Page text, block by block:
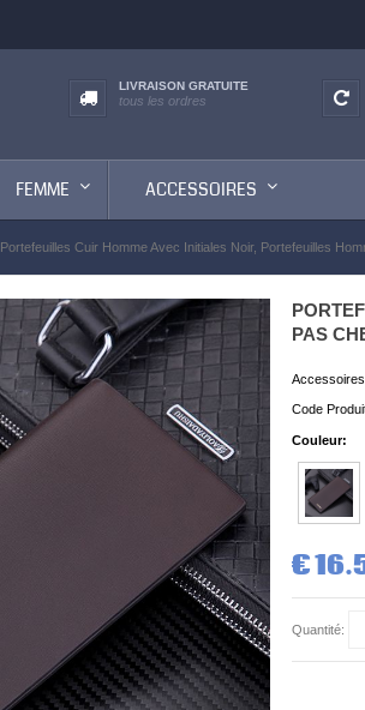
LIVRAISON GRATUITE
tous les ordres
FEMME ACCESSOIRES
Portefeuilles Cuir Homme Avec Initiales Noir, Portefeuilles
PAS
Code
Couleur:
€
Quantité: